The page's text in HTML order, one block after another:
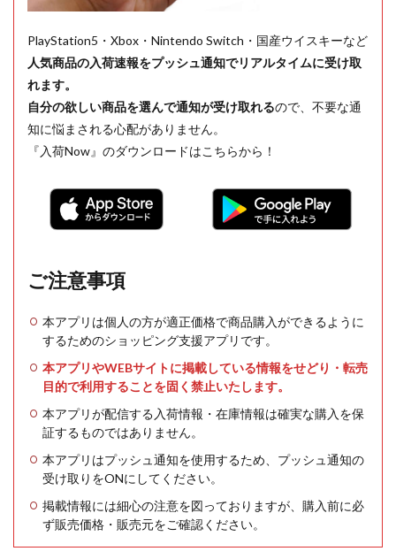
PlayStation5・Xbox・Nintendo Switch・国産ウイスキーなど
人気商品の入荷速報をプッシュ通知でリアルタイムに受け取
れます。
自分の欲しい商品を選んで通知が受け取れるので、不要な通
知に悩まされる心配がありません。
『入荷Now』のダウンロードはこちらから！
ご注意事項
本アプリは個人の方が適正価格で商品購入ができるように
するためのショッピング支援アプリです。
本アプリやWEBサイトに掲載している情報をせどり・転売
目的で利用することを固く禁止いたします。
本アプリが配信する入荷情報・在庫情報は確実な購入を保
証するものではありません。
本アプリはプッシュ通知を使用するため、プッシュ通知の
受け取りをONにしてください。
掲載情報には細心の注意を図っておりますが、購入前に必
ず販売価格・販売元をご確認ください。